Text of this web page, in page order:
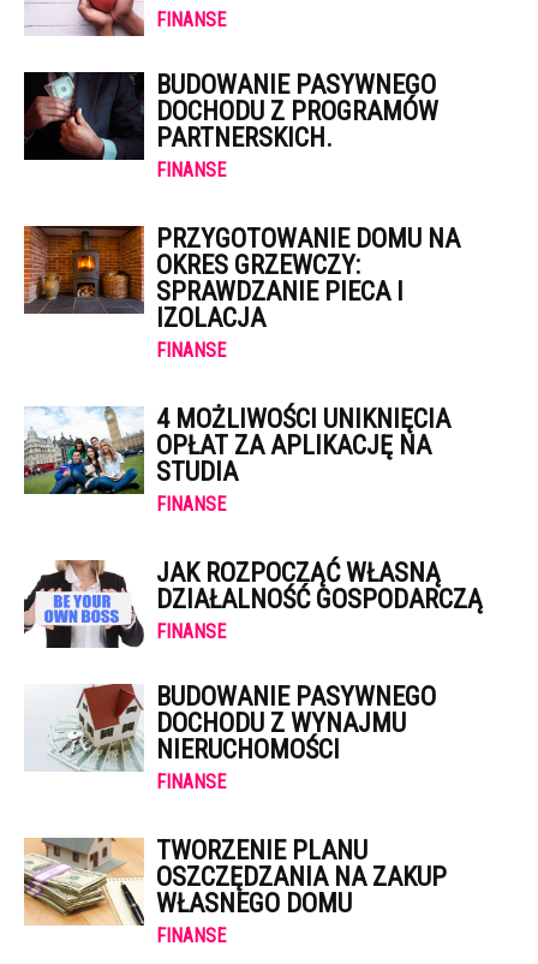
FINANSE
BUDOWANIE PASYWNEGO
DOCHODU Z PROGRAMÓW
PARTNERSKICH.
FINANSE
PRZYGOTOWANIE DOMU NA
OKRES GRZEWCZY:
SPRAWDZANIE PIECA I
IZOLACJA
FINANSE
4 MOŻLIWOŚCI UNIKNIĘCIA
OPŁAT ZA APLIKACJĘ NA
STUDIA
FINANSE
JAK ROZPOCZĄĆ WŁASNĄ
DZIAŁALNOŚĆ GOSPODARCZĄ
FINANSE
BUDOWANIE PASYWNEGO
DOCHODU Z WYNAJMU
NIERUCHOMOŚCI
FINANSE
TWORZENIE PLANU
OSZCZĘDZANIA NA ZAKUP
WŁASNEGO DOMU
FINANSE